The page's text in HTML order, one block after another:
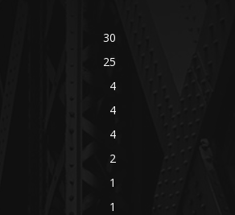
30
25
4
4
4
2
1
1